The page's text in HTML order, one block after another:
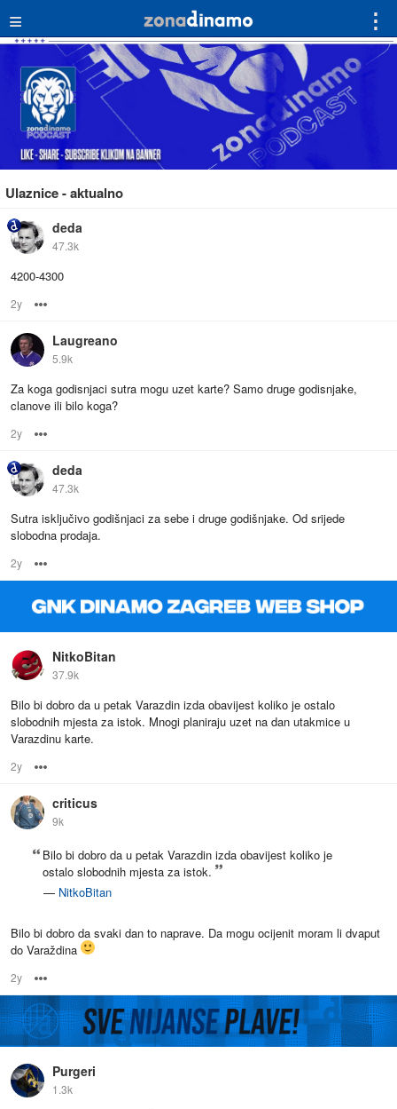
≡ ⋮
Ulaznice - aktualno
deda
47.3k
4200-4300
2y
Laugreano
5.9k
Za koga godisnjaci sutra mogu uzet karte? Samo druge godisnjake,
clanove ili bilo koga?
2y
deda
47.3k
Sutra isključivo godišnjaci za sebe i druge godišnjake. Od srijede
slobodna prodaja.
2y
NitkoBitan
37.9k
Bilo bi dobro da u petak Varazdin izda obavijest koliko je ostalo
slobodnih mjesta za istok. Mnogi planiraju uzet na dan utakmice u
Varazdinu karte.
2y
criticus
9k
Bilo bi dobro da u petak Varazdin izda obavijest koliko je
ostalo slobodnih mjesta za istok.
— NitkoBitan
Bilo bi dobro da svaki dan to naprave. Da mogu ocijenit moram li dvaput
do Varaždina
2y
Purgeri
1.3k